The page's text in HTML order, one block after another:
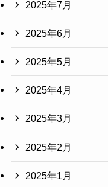
2025年7月
2025年6月
2025年5月
2025年4月
2025年3月
2025年2月
2025年1月